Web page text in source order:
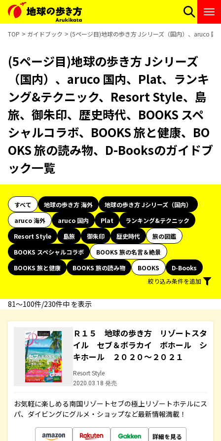
TOP ガイドブック (5ページ目)地球の歩き方 Jシリーズ（国内）、aruco 国
(5ページ目)地球の歩き方 Jシリーズ
（国内）、aruco 国内、Plat、ランキ
ング&テクニック、Resort Style、島
旅、御朱印、歴史時代、BOOKS スペ
シャルコラボ、BOOKS 旅と健康、BO
OKS 旅の読み物、D-Booksのガイドブ
ック一覧
すべて 地球の歩き方 海外
地球の歩き方 Jシリーズ（国内）
aruco 海外
aruco 国内 Plat
ランキング&テクニック
Resort Style
島旅 御朱印 歴史時代
旅の図鑑
BOOKS スペシャルコラボ
BOOKS 旅の名言＆絶景
BOOKS 旅と健康
BOOKS 旅の読み物 BOOKS
D-Books
絞り込み条件を追加
81〜100件/230件中 を表示
Ｒ１５ 地球の歩き方 リゾートスタ
イル セブ＆ボラカイ ボホール シ
キホール ２０２０～２０２１
Resort Style
2020.03.18 発売
お気軽に楽しめる南国リゾートセブの極上リゾートホテルにス
パ、ダイビングにグルメ・ショップなど最新情報満載！
詳細を見る